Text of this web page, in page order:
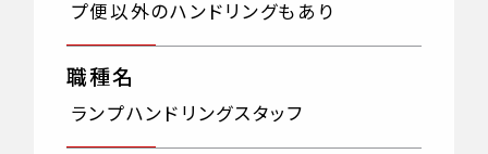
プ便以外のハンドリングもあり
職種名
ランプハンドリングスタッフ